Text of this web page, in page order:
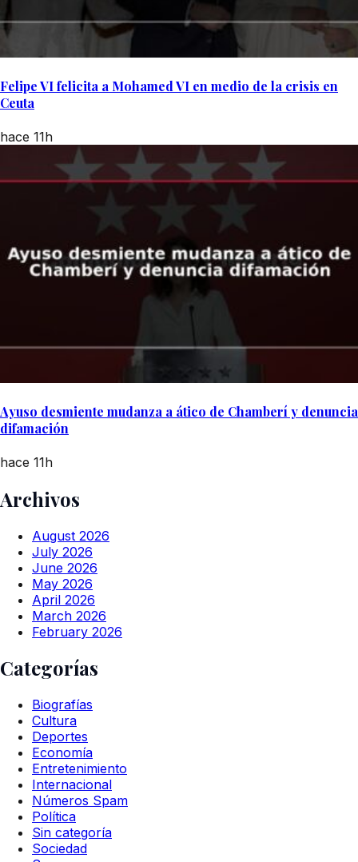
Felipe VI felicita a Mohamed VI en medio de la crisis en
Ceuta
hace 11h
Ayuso desmiente mudanza a ático de Chamberí y denuncia
difamación
hace 11h
Archivos
August 2026
July 2026
June 2026
May 2026
April 2026
March 2026
February 2026
Categorías
Biografías
Cultura
Deportes
Economía
Entretenimiento
Internacional
Números Spam
Política
Sin categoría
Sociedad